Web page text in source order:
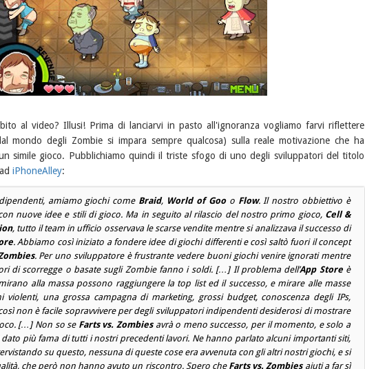
al video? Illusi! Prima di lanciarvi in pasto all'ignoranza vogliamo farvi riflettere
mondo degli Zombie si impara sempre qualcosa) sulla reale motivazione che ha
simile gioco. Pubblichiamo quindi il triste sfogo di uno degli sviluppatori del titolo
iPhoneAlley:
amiamo giochi come Braid, World of Gooo Flow. Il nostro obbiettivo è
nuove idee e stili di gioco. Ma in seguito al rilascio del nostro primo gioco, Cell &
, tutto il team in ufficio osservava le scarse vendite mentre si analizzava il successo di
. Abbiamo così iniziato a fondere idee di giochi differenti e così saltò fuori il concept
. Per uno sviluppatore è frustrante vedere buoni giochi venire ignorati mentre
di scorregge o basate sugli Zombie fanno i soldi. […] Il problema dell’App Storeè
alla massa possono raggiungere la top list ed il successo, e mirare alle masse
violenti, una grossa campagna di marketing, grossi budget, conoscenza degli IPs,
non è facile sopravvivere per degli sviluppatori indipendenti desiderosi di mostrare
[…] Non so se Farts vs. Zombiesavrà o meno successo, per il momento, e solo a
dato più fama di tutti i nostri precedenti lavori. Ne hanno parlato alcuni importanti siti,
su questo, nessuna di queste cose era avvenuta con gli altri nostri giochi, e si
che però non hanno avuto un riscontro. Spero che Farts vs. Zombiesaiuti a far sì